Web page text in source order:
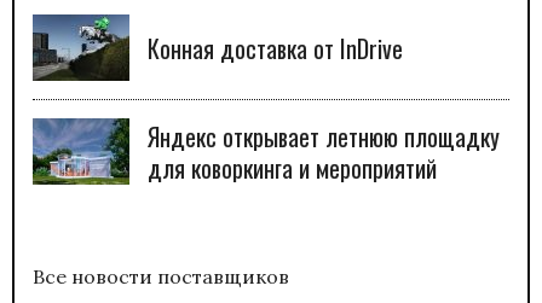
Конная доставка от InDrive
Яндекс открывает летнюю площадку
для коворкинга и мероприятий
Все новости поставщиков